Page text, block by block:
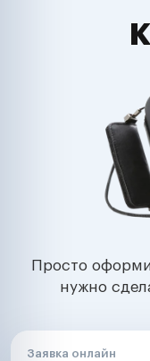
Просто
нужно
Заявка онлайн